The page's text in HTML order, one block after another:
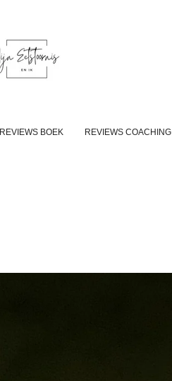
REVIEWS BOEK REVIEWS COACHING